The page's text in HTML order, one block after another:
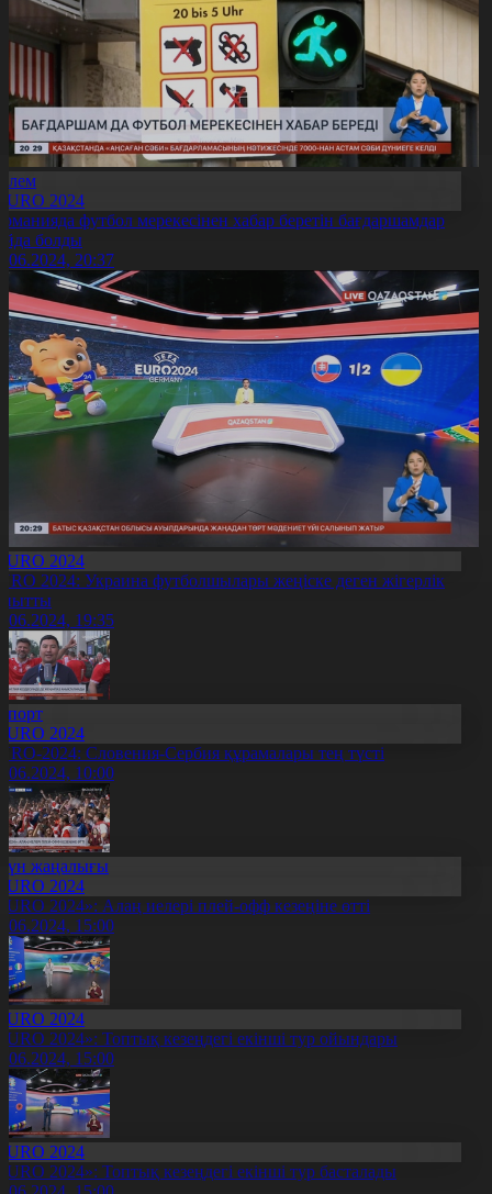
2024
футбол мерекесінен хабар беретін бағдаршамдар
болды
20:37
2024
2024: Украина футболшылары жеңіске деген жігерлік
19:35
2024
2024: Словения-Сербия құрамалары тең түсті
10:00
жаңалығы
2024
2024»: Алаң иелері плей-офф кезеңіне өтті
15:00
2024
2024»: Топтық кезеңдегі екінші тур ойындары
15:00
2024
2024»: Топтық кезеңдегі екінші тур басталады